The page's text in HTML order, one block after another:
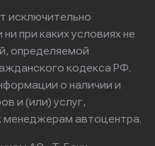
исключительно
при каких условиях не
определяемой
кодекса РФ.
о наличии и
и (или) услуг,
автоцентра.